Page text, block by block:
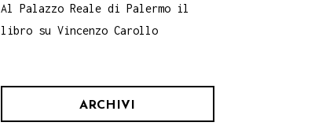
Al Palazzo Reale di Palermo il
libro su Vincenzo Carollo
ARCHIVI